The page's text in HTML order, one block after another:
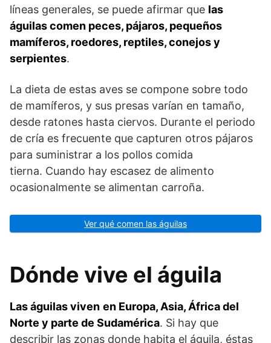
líneas generales, se puede afirmar que las
águilas comen peces, pájaros, pequeños
mamíferos, roedores, reptiles, conejos y
serpientes.
La dieta de estas aves se compone sobre todo
de mamíferos, y sus presas varían en tamaño,
desde ratones hasta ciervos. Durante el periodo
de cría es frecuente que capturen otros pájaros
para suministrar a los pollos comida
tierna. Cuando hay escasez de alimento
ocasionalmente se alimentan carroña.
Ver qué comen las águilas
Dónde vive el águila
Las águilas viven en Europa, Asia, África del
Norte y parte de Sudamérica. Si hay que
describir las zonas donde habita el águila, éstas